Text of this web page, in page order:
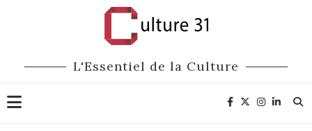
L'Essentiel de la Culture